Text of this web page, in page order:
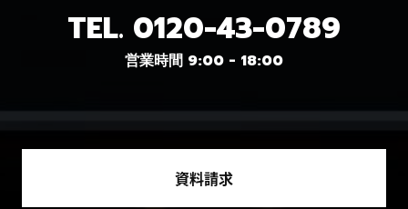
TEL. 0120-43-0789
営業時間 9:00 - 18:00
資料請求